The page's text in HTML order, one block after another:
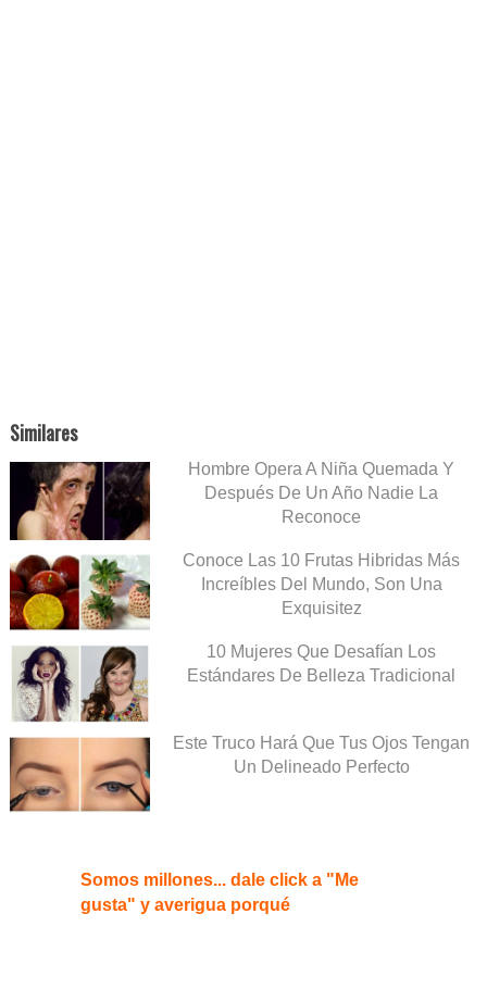
Similares
Hombre Opera A Niña Quemada Y
Después De Un Año Nadie La
Reconoce
Conoce Las 10 Frutas Hibridas Más
Increíbles Del Mundo, Son Una
Exquisitez
10 Mujeres Que Desafían Los
Estándares De Belleza Tradicional
Este Truco Hará Que Tus Ojos Tengan
Un Delineado Perfecto
Somos millones... dale click a "Me
gusta" y averigua porqué